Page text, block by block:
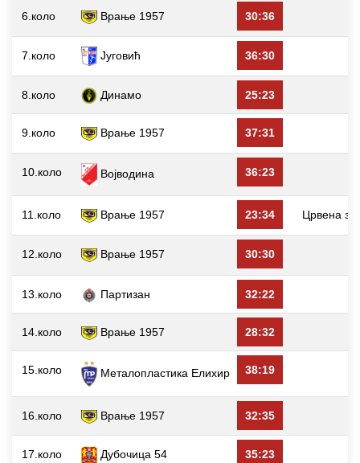
6.коло Врање 1957 30:36
7.коло Југовић 36:30
8.коло Динамо 25:23
9.коло Врање 1957 37:31
10.коло Војводина 36:23
11.коло Врање 1957 23:34 Црвена
12.коло Врање 1957 30:30
13.коло Партизан 32:22
14.коло Врање 1957 28:32
15.коло Металопластика Елиxир 38:19
16.коло Врање 1957 32:35
17.коло Дубочица 54 35:23